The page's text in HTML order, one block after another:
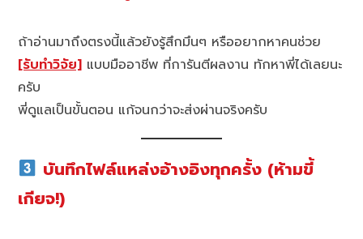
ถ้าอ่านมาถึงตรงนี้แล้วยังรู้สึกมึนๆ หรืออยากหาคนช่วย
[รับทำวิจัย] แบบมืออาชีพ ที่การันตีผลงาน ทักหาพี่ได้เลยนะ
ครับ
พี่ดูแลเป็นขั้นตอน แก้จนกว่าจะส่งผ่านจริงครับ
บันทึกไฟล์แหล่งอ้างอิงทุกครั้ง (ห้ามขี้
เกียจ!)